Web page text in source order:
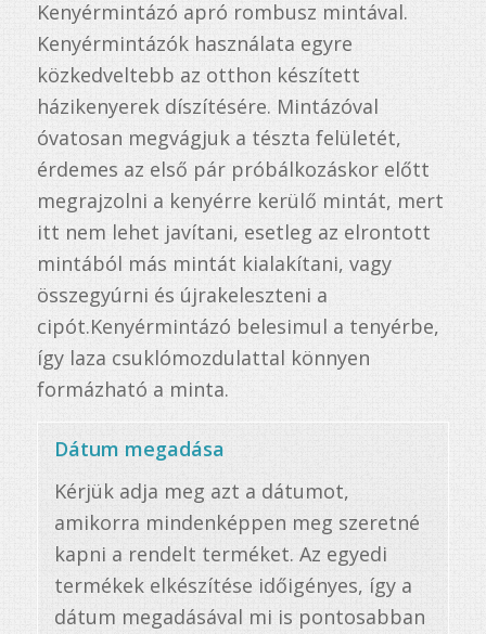
Kenyérmintázó apró rombusz mintával.
Kenyérmintázók használata egyre
közkedveltebb az otthon készített
házikenyerek díszítésére. Mintázóval
óvatosan megvágjuk a tészta felületét,
érdemes az első pár próbálkozáskor előtt
megrajzolni a kenyérre kerülő mintát, mert
itt nem lehet javítani, esetleg az elrontott
mintából más mintát kialakítani, vagy
összegyúrni és újrakeleszteni a
cipót.Kenyérmintázó belesimul a tenyérbe,
így laza csuklómozdulattal könnyen
formázható a minta.
Dátum megadása
Kérjük adja meg azt a dátumot,
amikorra mindenképpen meg szeretné
kapni a rendelt terméket. Az egyedi
termékek elkészítése időigényes, így a
dátum megadásával mi is pontosabban